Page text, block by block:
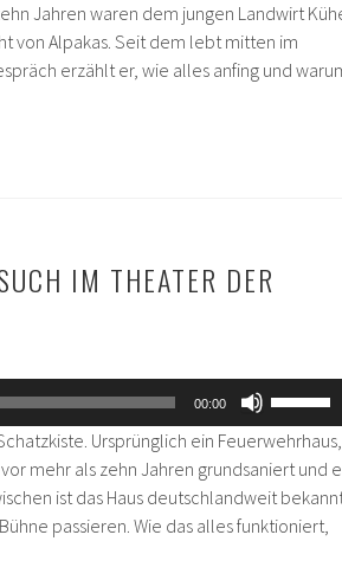
die
zu
Jahren waren dem jungen Landwirt
von Alpakas. Seit dem lebt mitten im
erzählt er, wie alles anfing und
IM THEATER DER
00:00
benutzen,
um
die
Ursprünglich ein Feuerwehrhaus,
mehr als zehn Jahren grundsaniert und
ist das Haus deutschlandweit
passieren. Wie das alles funktioniert,